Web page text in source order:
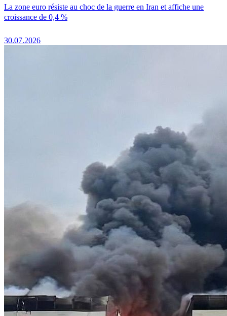
La zone euro résiste au choc de la guerre en Iran et affiche une
croissance de 0,4 %
30.07.2026